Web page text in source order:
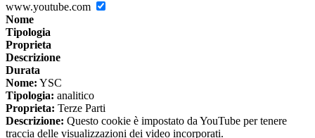
www.youtube.com
Nome
Tipologia
Proprieta
Descrizione
Durata
Nome: YSC
Tipologia: analitico
Proprieta: Terze Parti
Descrizione: Questo cookie è impostato da YouTube per tenere
traccia delle visualizzazioni dei video incorporati.